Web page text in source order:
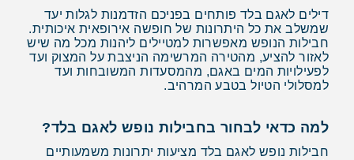
דילים לאגם בלד פותחים בפניכם הזדמנות לגלות יעד
שמשלב את כל היתרונות של חופשה אירופאית איכותית.
חבילות הנופש מאפשרות למטיילים ליהנות מכל מה שיש
לאזור להציע, מהטירה המרשימה הניצבת על המצוק ועד
לפעילויות המים באגם, מהמסעדות המשובחות ועד
למסלולי הטיול בטבע המרהיב.
למה כדאי לבחור בחבילות נופש לאגם בלד?
חבילות נופש לאגם בלד מציעות יתרונות משמעותיים